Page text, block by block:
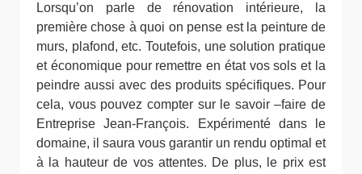
Lorsqu’on parle de rénovation intérieure, la
première chose à quoi on pense est la peinture de
murs, plafond, etc. Toutefois, une solution pratique
et économique pour remettre en état vos sols et la
peindre aussi avec des produits spécifiques. Pour
cela, vous pouvez compter sur le savoir –faire de
Entreprise Jean-François. Expérimenté dans le
domaine, il saura vous garantir un rendu optimal et
à la hauteur de vos attentes. De plus, le prix est